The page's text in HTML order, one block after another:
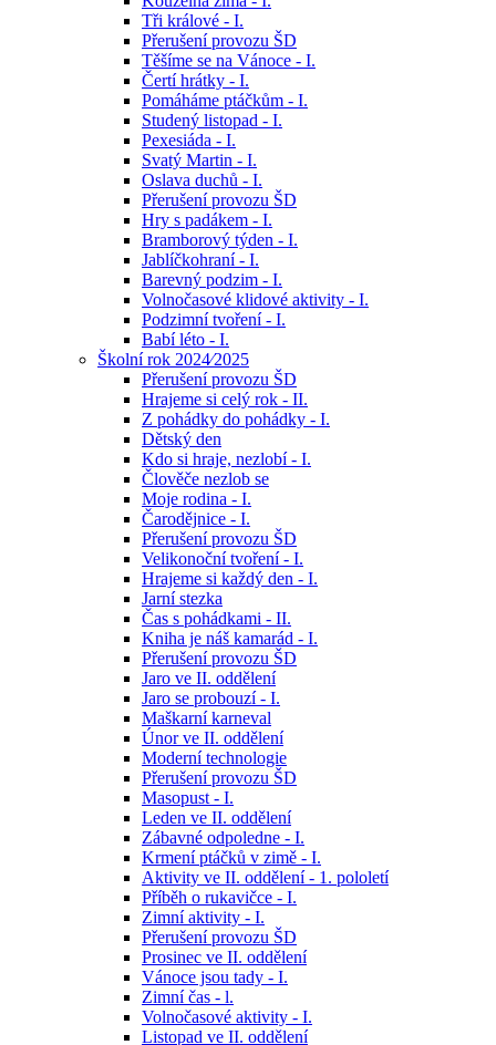
Tři králové - I.
Přerušení provozu ŠD
Těšíme se na Vánoce - I.
Čertí hrátky - I.
Pomáháme ptáčkům - I.
Studený listopad - I.
Pexesiáda - I.
Svatý Martin - I.
Oslava duchů - I.
Přerušení provozu ŠD
Hry s padákem - I.
Bramborový týden - I.
Jablíčkohraní - I.
Barevný podzim - I.
Volnočasové klidové aktivity - I.
Podzimní tvoření - I.
Babí léto - I.
Školní rok 2024⁄2025
Přerušení provozu ŠD
Hrajeme si celý rok - II.
Z pohádky do pohádky - I.
Dětský den
Kdo si hraje, nezlobí - I.
Člověče nezlob se
Moje rodina - I.
Čarodějnice - I.
Přerušení provozu ŠD
Velikonoční tvoření - I.
Hrajeme si každý den - I.
Jarní stezka
Čas s pohádkami - II.
Kniha je náš kamarád - I.
Přerušení provozu ŠD
Jaro ve II. oddělení
Jaro se probouzí - I.
Maškarní karneval
Únor ve II. oddělení
Moderní technologie
Přerušení provozu ŠD
Masopust - I.
Leden ve II. oddělení
Zábavné odpoledne - I.
Krmení ptáčků v zimě - I.
Aktivity ve II. oddělení - 1. pololetí
Příběh o rukavičce - I.
Zimní aktivity - I.
Přerušení provozu ŠD
Prosinec ve II. oddělení
Vánoce jsou tady - I.
Zimní čas - l.
Volnočasové aktivity - I.
Listopad ve II. oddělení